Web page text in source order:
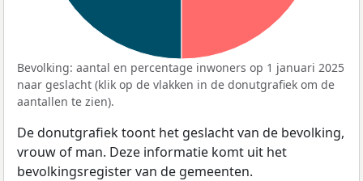
Bevolking: aantal en percentage inwoners op 1 januari 2025
naar geslacht (klik op de vlakken in de donutgrafiek om de
aantallen te zien).
De donutgrafiek toont het geslacht van de bevolking,
vrouw of man. Deze informatie komt uit het
bevolkingsregister van de gemeenten.